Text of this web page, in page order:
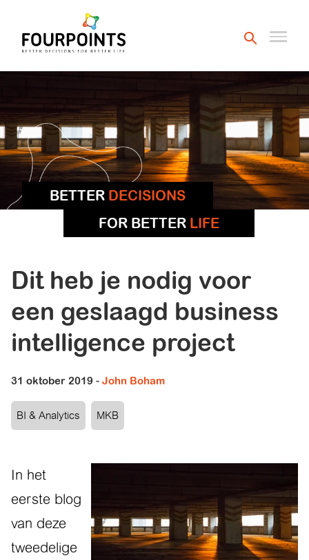
BETTER DECISIONS
FOR BETTER LIFE
Dit heb je nodig voor
een geslaagd business
intelligence project
31 oktober 2019 - John Boham
BI & Analytics MKB
In het
eerste blog
van deze
tweedelige